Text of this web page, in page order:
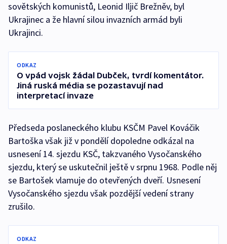
sovětských komunistů, Leonid Iljič Brežněv, byl
Ukrajinec a že hlavní silou invazních armád byli
Ukrajinci.
ODKAZ
O vpád vojsk žádal Dubček, tvrdí komentátor.
Jiná ruská média se pozastavují nad
interpretací invaze
Předseda poslaneckého klubu KSČM Pavel Kováčik
Bartoška však již v pondělí dopoledne odkázal na
usnesení 14. sjezdu KSČ, takzvaného Vysočanského
sjezdu, který se uskutečnil ještě v srpnu 1968. Podle něj
se Bartošek vlamuje do otevřených dveří. Usnesení
Vysočanského sjezdu však pozdější vedení strany
zrušilo.
ODKAZ